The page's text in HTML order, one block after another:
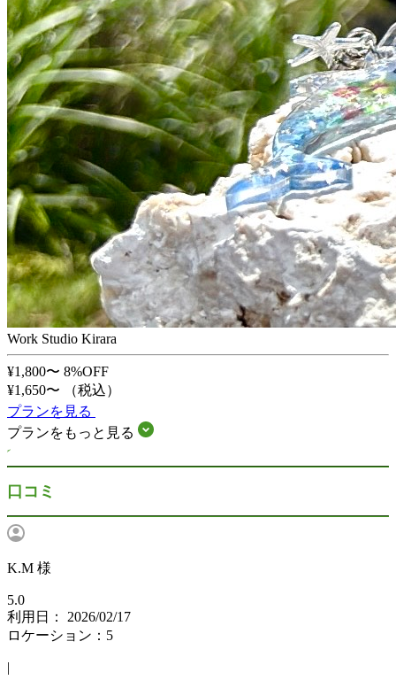
Work Studio Kirara
¥1,800〜 8%OFF
¥1,650〜
（税込）
プランを見る
プランをもっと見る
口コミ
K.M 様
5.0
利用日： 2026/02/17
ロケーション：5
|